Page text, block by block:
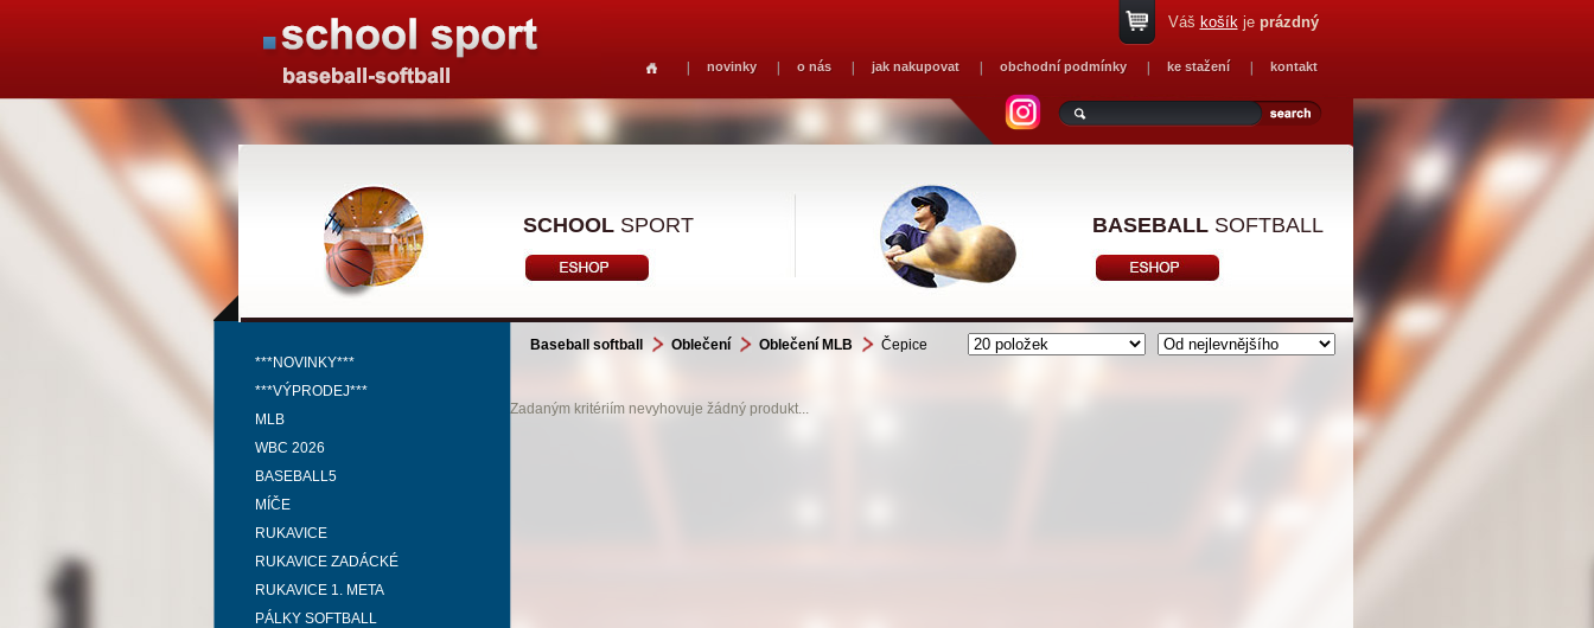
novinky o nás jak nakupovat obchodní podmínky ke stažení kontakt
Váš košíkje prázdný
SCHOOLSPORT BASEBALLSOFTBALL
***NOVINKY***
***VÝPRODEJ***
MLB
WBC 2026
BASEBALL5
MÍČE
RUKAVICE
RUKAVICE ZADÁCKÉ
RUKAVICE 1. META
PÁLKY SOFTBALL
Baseball softball Oblečení Oblečení MLB Čepice
Zadaným kritériím nevyhovuje žádný produkt...